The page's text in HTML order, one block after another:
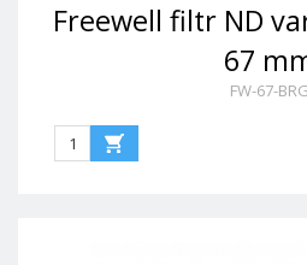
Freewell filtr ND
67
FW-67-BRG